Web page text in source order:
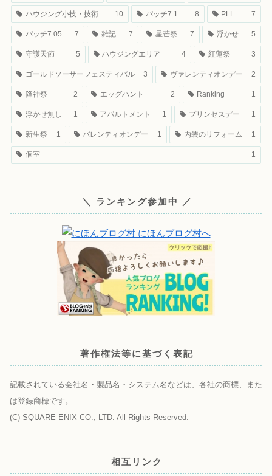
ハウジング小技・技術 10 パッチ7.1 8 PLL 7
パッチ7.05 7 雑記 7 星芒祭 7 浮かせ 5
守護天節 5 ハウジングエリア 4 紅蓮祭 3
ゴールドソーサーフェスティバル 3 ヴァレンティオンデー 2
降神祭 2 エッグハント 2 Ranking 1
浮かせ無し 1 アパルトメント 1 プリンセスデー 1
新生祭 1 バレンティオンデー 1 内装のリフォーム 1
個室 1
＼ ランキング参加中 ／
著作権法等に基づく表記
記載されている会社名・製品名・システム名などは、各社の商標、また
は登録商標です。
(C) SQUARE ENIX CO., LTD. All Rights Reserved.
相互リンク